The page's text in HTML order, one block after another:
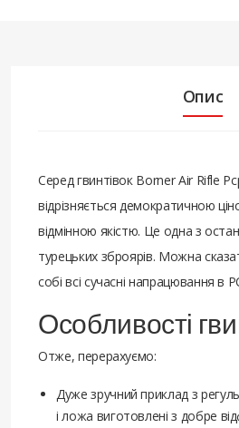
Опис
Серед гвинтівок Borner Air Rifle
відрізняється демократичною
відмінною якістю. Це одна з
турецьких зброярів. Можна
собі всі сучасні напрацювання в
Особливості
Отже, перерахуємо:
Дуже зручний приклад з
і ложа виготовлені з добре